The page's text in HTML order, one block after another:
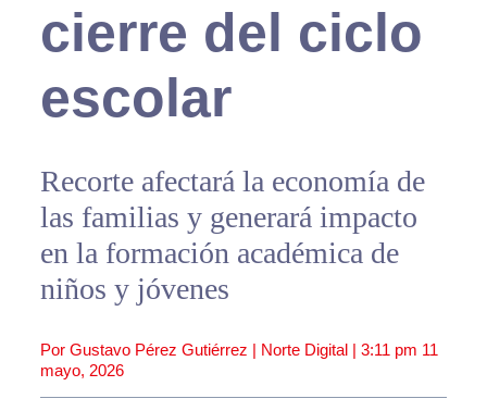
cierre del ciclo
escolar
Recorte afectará la economía de
las familias y generará impacto
en la formación académica de
niños y jóvenes
Por Gustavo Pérez Gutiérrez | Norte Digital | 3:11 pm 11
mayo, 2026